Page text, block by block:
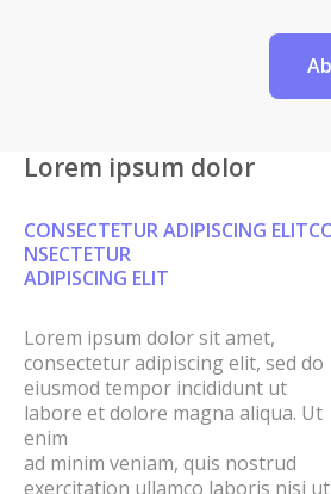
Lorem ipsum dolor
CONSECTETUR ADIPISCING
NSECTETUR
ADIPISCING ELIT
Lorem ipsum dolor sit amet,
consectetur adipiscing elit, sed do
eiusmod tempor incididunt ut
labore et dolore magna aliqua. Ut
enim
ad minim veniam, quis nostrud
exercitation ullamco laboris nisi ut